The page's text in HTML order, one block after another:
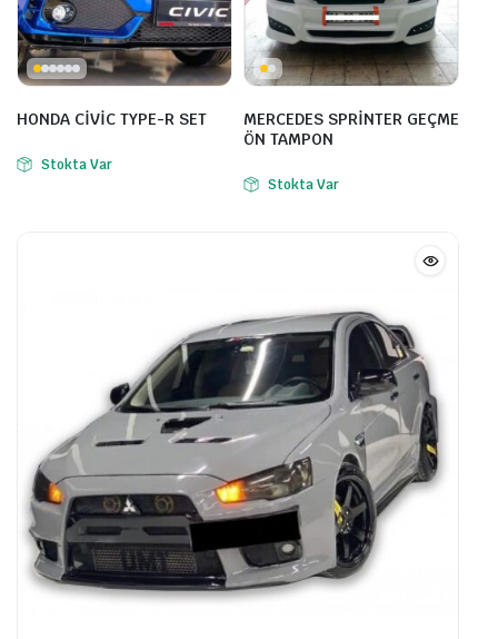
HONDA CİVİC TYPE-R SET
Stokta Var
MERCEDES SPRİNTER GEÇME
ÖN TAMPON
Stokta Var